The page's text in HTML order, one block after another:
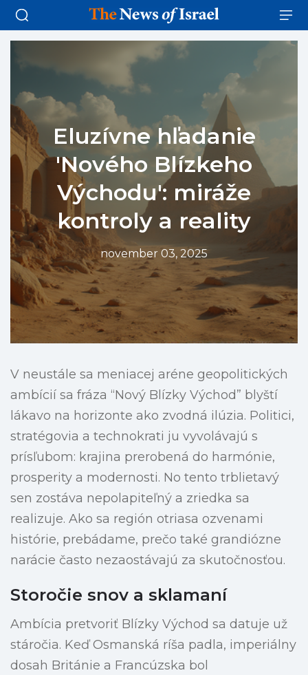
Eluzívne hľadanie
'Nového Blízkeho
Východu': miráže
kontroly a reality
november 03, 2025
V neustále sa meniacej aréne geopolitických
ambícií sa fráza “Nový Blízky Východ” blyští
lákavo na horizonte ako zvodná ilúzia. Politici,
stratégovia a technokrati ju vyvolávajú s
prísľubom: krajina prerobená do harmónie,
prosperity a modernosti. No tento trblietavý
sen zostáva nepolapiteľný a zriedka sa
realizuje. Ako sa región otriasa ozvenami
histórie, prebádame, prečo také grandiózne
narácie často nezaostávajú za skutočnosťou.
Storočie snov a sklamaní
Ambícia pretvoriť Blízky Východ sa datuje už
stáročia. Keď Osmanská ríša padla, imperiálny
dosah Británie a Francúzska bol